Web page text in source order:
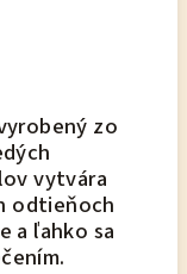
zo
vytvára
odtieňoch
a ľahko sa